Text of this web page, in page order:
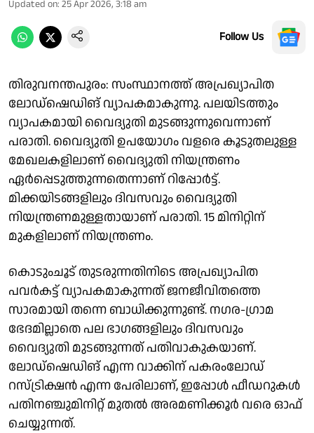
Updated on: 25 Apr 2026, 3:18 am
Follow Us
തിരുവനന്തപുരം: സംസ്ഥാനത്ത് അപ്രഖ്യാപിത
ലോഡ്ഷെഡിങ് വ്യാപകമാകുന്നു. പലയിടത്തും
വ്യാപകമായി വൈദ്യുതി മുടങ്ങുന്നുവെന്നാണ്
പരാതി. വൈദ്യുതി ഉപയോഗം വളരെ കൂടുതലുള്ള
മേഖലകളിലാണ് വൈദ്യുതി നിയന്ത്രണം
ഏർപ്പെടുത്തുന്നതെന്നാണ് റിപ്പോർട്ട്.
മിക്കയിടങ്ങളിലും ദിവസവും വൈദ്യുതി
നിയന്ത്രണമുള്ളതായാണ് പരാതി. 15 മിനിറ്റിന്
മുകളിലാണ് നിയന്ത്രണം.
കൊടുംചൂട് തുടരുന്നതിനിടെ അപ്രഖ്യാപിത
പവർകട്ട് വ്യാപകമാകുന്നത് ജനജീവിതത്തെ
സാരമായി തന്നെ ബാധിക്കുന്നുണ്ട്. നഗര-ഗ്രാമ
ഭേദമില്ലാതെ പല ഭാഗങ്ങളിലും ദിവസവും
വൈദ്യുതി മുടങ്ങുന്നത് പതിവാകുകയാണ്.
ലോഡ്ഷെഡിങ് എന്ന വാക്കിന് പകരംലോഡ്
റസ്ട്രിക്ഷന്‍ എന്ന പേരിലാണ്, ഇപ്പോള്‍ ഫീഡറുകള്‍
പതിനഞ്ചുമിനിറ്റ് മുതല്‍ അരമണിക്കൂര്‍ വരെ ഓഫ്
ചെയ്യുന്നത്.